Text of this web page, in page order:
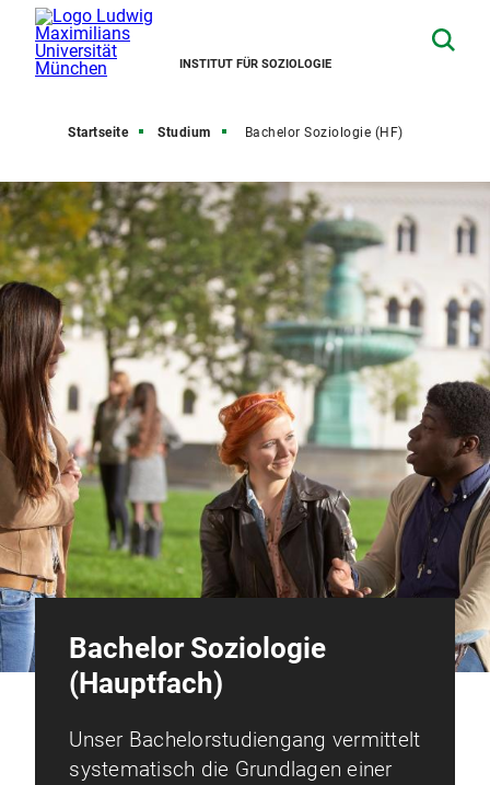
INSTITUT FÜR SOZIOLOGIE
Startseite Studium Bachelor Soziologie (HF)
Bachelor Soziologie
(Hauptfach)
Unser Bachelorstudiengang vermittelt
systematisch die Grundlagen einer